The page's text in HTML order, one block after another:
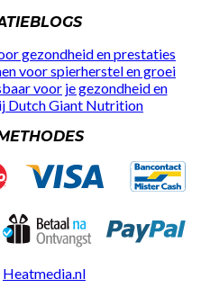
gezondheid en prestaties
voor spierherstel en groei
voor je gezondheid en
Dutch Giant Nutrition
Heatmedia.nl